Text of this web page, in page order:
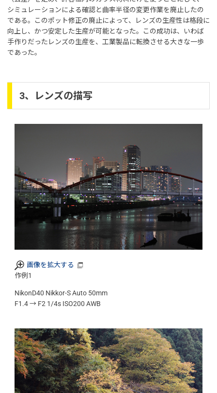
シミュレーションによる確認と曲率半径の変更作業を廃止したの
である。このポット修正の廃止によって、レンズの生産性は格段に
向上し、かつ安定した生産が可能となった。この成功は、いわば
手作りだったレンズの生産を、工業製品に転換させる大きな一歩
であった。
3、レンズの描写
画像を拡大する
作例1
NikonD40 Nikkor-S Auto 50mm
F1.4 → F2 1/4s ISO200 AWB